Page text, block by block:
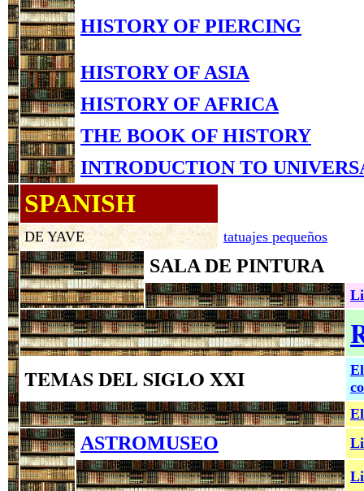
HISTORY OF PIERCING
HISTORY OF ASIA
HISTORY OF AFRICA
THE BOOK OF HISTORY
INTRODUCTION TO
SPANISH
DE YAVE tatuajes pequeños
SALA DE PINTURA
TEMAS DEL SIGLO XXI
ASTROMUSEO